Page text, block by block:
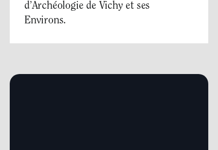
d’Archéologie de Vichy et ses
Environs.